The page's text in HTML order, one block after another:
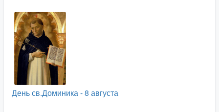
День св.Доминика - 8 августа